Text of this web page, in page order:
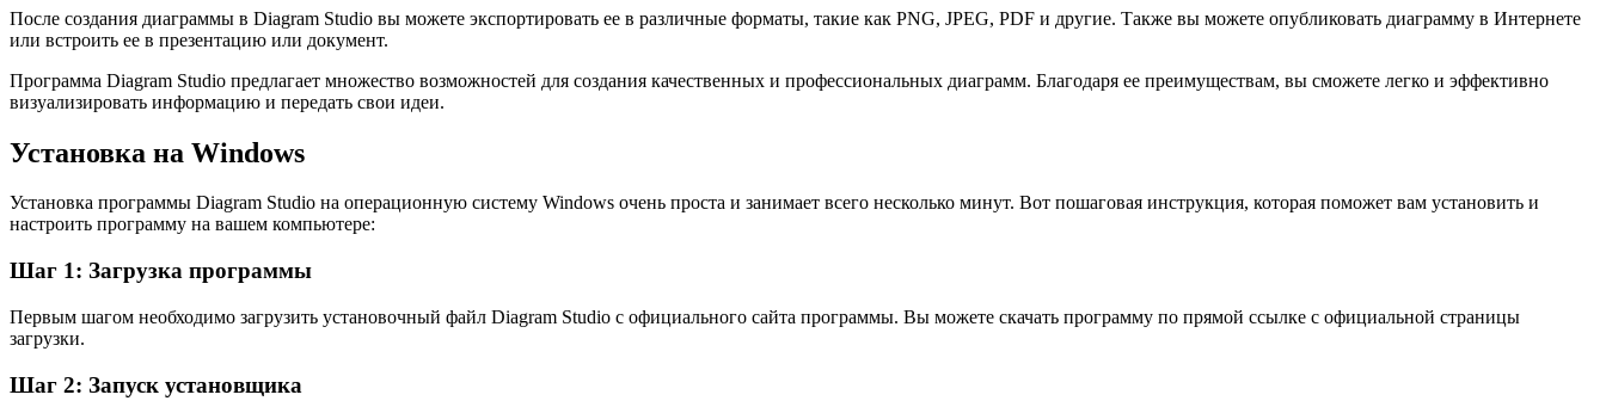
После создания диаграммы в Diagram Studio вы можете экспортировать ее в различные форматы, такие как PNG, JPEG, PDF и другие. Также вы можете опубликовать диаграмму в Интернете
или встроить ее в презентацию или документ.
Программа Diagram Studio предлагает множество возможностей для создания качественных и профессиональных диаграмм. Благодаря ее преимуществам, вы сможете легко и эффективно
визуализировать информацию и передать свои идеи.
Установка на Windows
Установка программы Diagram Studio на операционную систему Windows очень проста и занимает всего несколько минут. Вот пошаговая инструкция, которая поможет вам установить и
настроить программу на вашем компьютере:
Шаг 1: Загрузка программы
Первым шагом необходимо загрузить установочный файл Diagram Studio с официального сайта программы. Вы можете скачать программу по прямой ссылке с официальной страницы
загрузки.
Шаг 2: Запуск установщика